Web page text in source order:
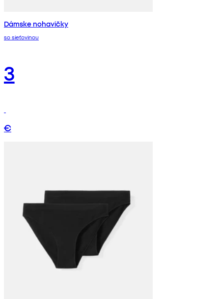
Dámske nohavičky
so sieťovinou
3
€